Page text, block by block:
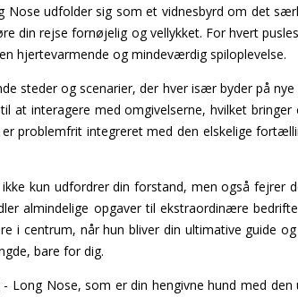
Nose udfolder sig som et vidnesbyrd om det
din rejse fornøjelig og vellykket. For hvert
hjertevarmende og mindeværdig spiloplevelse.
steder og scenarier, der hver især byder på
at interagere med omgivelserne, hvilket
problemfrit integreret med den elskelige
kun udfordrer din forstand, men også fejrer
almindelige opgaver til ekstraordinære
i centrum, når hun bliver din ultimative guide
bare for dig.
Long Nose, som er din hengivne hund med